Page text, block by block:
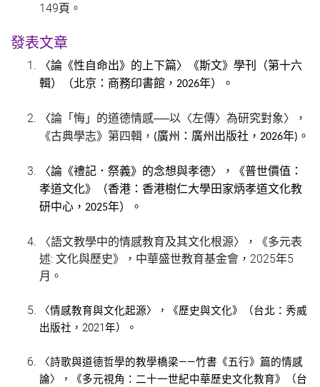
149頁。
發表文章
〈論《性自命出》的上下篇〉《斯文》學刊（第十六
輯）（北京：商務印書館，2026年）。
〈論「悔」的道德情感──以〈左傳〉為研究對象〉，
《古典學志》第四輯， (廣州：廣州出版社，2026年)。
〈論《禮記．祭義》的念想與孝德〉，《普世價值：
孝道文化》（香港：香港樹仁大學田家炳孝道文化教
研中心，2025年）。
〈語文教學中的情感教育及其文化根源〉，《多元表
述: 文化與歷史》，中華盛世教育基金會，2025年5
月。
〈情感教育與文化起源〉，《歷史與文化》（台北：秀威
出版社， 2021年）。
〈詩歌與道德哲學的教學橋梁——竹書《五行》篇的情感
論〉，《多元視角：二十一世紀中華歷史文化教育》（台